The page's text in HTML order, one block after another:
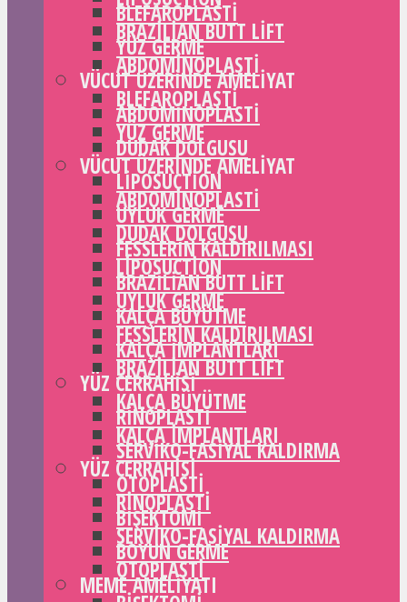
BLEFAROPLASTI
YÜZ GERME
VÜCUT ÜZERINDE AMELIYAT
ABDOMINOPLASTI
DUDAK DOLGUSU
LIPOSUCTION
UYLUK GERME
FESSLERIN KALDIRILMASI
BRAZILIAN BUTT LIFT
KALÇA BÜYÜTME
KALÇA IMPLANTLARI
YÜZ CERRAHISI
RINOPLASTI
SERVIKO-FASIYAL KALDIRMA
OTOPLASTI
BIŞEKTOMI
BOYUN GERME
MEME AMELIYATI
BRAZILIAN BUTT LIFT
ABDOMINOPLASTI
BLEFAROPLASTI
YÜZ GERME
VÜCUT ÜZERINDE AMELIYAT
ABDOMINOPLASTI
DUDAK DOLGUSU
LIPOSUCTION
UYLUK GERME
FESSLERIN KALDIRILMASI
BRAZILIAN BUTT LIFT
KALÇA BÜYÜTME
KALÇA IMPLANTLARI
YÜZ CERRAHISI
RINOPLASTI
SERVIKO-FASIYAL KALDIRMA
OTOPLASTI